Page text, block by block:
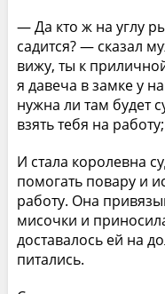
— Да кто ж на углу
садится? — сказал
вижу, ты к
я давеча в замке у
нужна ли там будет
взять тебя на
И стала королевна
помогать повару и
работу. Она
мисочки и
доставалось ей на
питались.